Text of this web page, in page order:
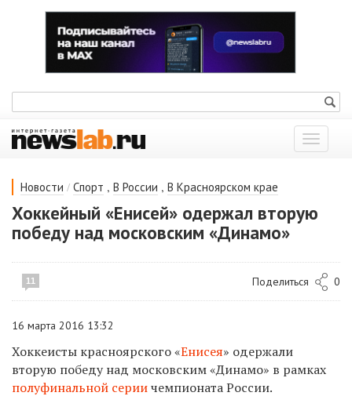
Показать
меню
Новости / Спорт , В России , В Красноярском крае
Хоккейный «Енисей» одержал вторую
победу над московским «Динамо»
11 Поделиться 0
16 марта 2016 13:32
Хоккеисты красноярского «Енисея» одержали
вторую победу над московским «Динамо» в рамках
полуфинальной сериичемпионата России.